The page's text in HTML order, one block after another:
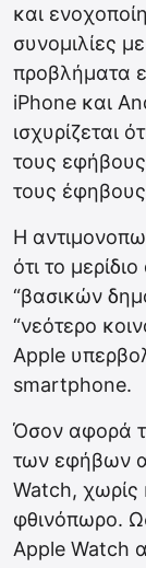
και
συνομιλίες
προβλήματα
iPhone και
ισχυρίζεται
τους εφήβους
τους
Η
ότι το
“βασικών
“νεότερο
Apple
smartphone.
Όσον αφορά
των εφήβων
Watch,
φθινόπωρο.
Apple Watch